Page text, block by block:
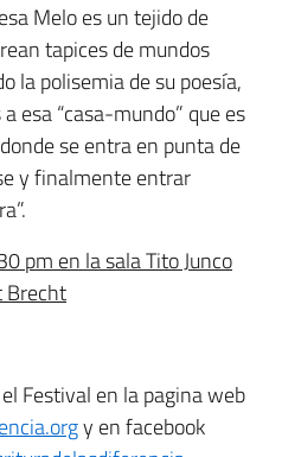
Melo es un tejido de
tapices de mundos
la polisemia de su poesía,
esa “casa-mundo” que es
se entra en punta de
y finalmente entrar
pm en la sala Tito Junco
Brecht
Festival en la pagina web
y en facebook